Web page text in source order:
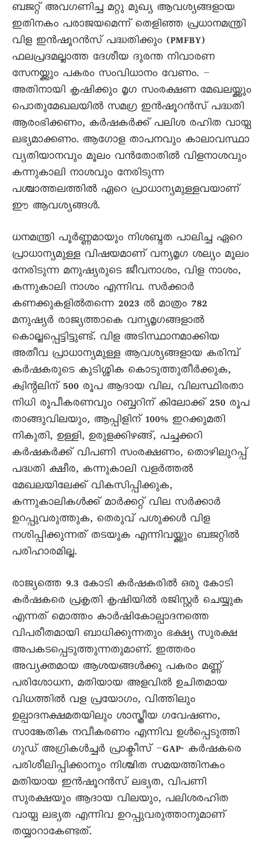
ബജറ്റ് അവഗണിച്ച മറ്റു മുഖ്യ ആവശ്യങ്ങളായ
ഇതിനകം പരാജയമെന്ന് തെളിഞ്ഞ പ്രധാനമന്ത്രി
വിള ഇൻഷൂറൻസ് പദ്ധതിക്കും (PMFBY)
ഫലപ്രദമല്ലാത്ത ദേശീയ ദുരന്ത നിവാരണ
സേനയ്ക്കും പകരം സംവിധാനം വേണം. –
അതിനായി കൃഷിക്കും മൃഗ സംരക്ഷണ മേഖലയ്ക്കും
പൊതുമേഖലയിൽ സമഗ്ര ഇൻഷൂറൻസ് പദ്ധതി
ആരംഭിക്കണം, കർഷകർക്ക് പലിശ രഹിത വായ്പ
ലഭ്യമാക്കണം. ആഗോള താപനവും കാലാവസ്ഥാ
വ്യതിയാനവും മൂലം വൻതോതിൽ വിളനാശവും
കന്നുകാലി നാശവും നേരിടുന്ന
പശ്ചാത്തലത്തിൽ ഏറെ പ്രാധാന്യമുള്ളവയാണ്
ഈ ആവശ്യങ്ങൾ.
ധനമന്ത്രി പൂർണ്ണമായും നിശബ്ദത പാലിച്ച ഏറെ
പ്രാധാന്യമുള്ള വിഷയമാണ് വന്യമൃഗ ശല്യം മൂലം
നേരിടുന്ന മനുഷ്യരുടെ ജീവനാശം, വിള നാശം,
കന്നുകാലി നാശം എന്നിവ. സർക്കാർ
കണക്കുകളിൽതന്നെ 2023 ൽ മാത്രം 782
മനുഷ്യർ രാജ്യത്താകെ വന്യമൃഗങ്ങളാൽ
കൊല്ലപ്പെട്ടിട്ടുണ്ട്. വിള അടിസ്ഥാനമാക്കിയ
അതീവ പ്രാധാന്യമുള്ള ആവശ്യങ്ങളായ കരിമ്പ്
കർഷകരുടെ കുടിശ്ശിക കൊടുത്തുതീർക്കുക,
ക്വിന്റലിന് 500 രൂപ ആദായ വില, വിലസ്ഥിരതാ
നിധി രൂപീകരണവും റബ്ബറിന് കിലോക്ക് 250 രൂപ
താങ്ങുവിലയും, ആപ്പിളിന് 100% ഇറക്കുമതി
നികുതി, ഉള്ളി, ഉരുളക്കിഴങ്ങ്, പച്ചക്കറി
കർഷകർക്ക് വിപണി സംരക്ഷണം, തൊഴിലുറപ്പ്
പദ്ധതി ക്ഷീര, കന്നുകാലി വളർത്തൽ
മേഖലയിലേക്ക് വികസിപ്പിക്കുക,
കന്നുകാലികൾക്ക് മാർക്കറ്റ് വില സർക്കാർ
ഉറപ്പുവരുത്തുക, തെരുവ് പശുക്കൾ വിള
നശിപ്പിക്കുന്നത് തടയുക എന്നിവയ്ക്കും ബജറ്റിൽ
പരിഹാരമില്ല.
രാജ്യത്തെ 9.3 കോടി കർഷകരിൽ ഒരു കോടി
കർഷകരെ പ്രകൃതി കൃഷിയിൽ രജിസ്റ്റർ ചെയ്യുക
എന്നത് മൊത്തം കാർഷികോല്പാദനത്തെ
വിപരീതമായി ബാധിക്കുന്നതും ഭക്ഷ്യ സുരക്ഷ
അപകടപ്പെടുത്തുന്നതുമാണ്. ഇത്തരം
അവ്യക്തമായ ആശയങ്ങൾക്കു പകരം മണ്ണ്
പരിശോധന, മതിയായ അളവിൽ ഉചിതമായ
വിധത്തിൽ വള പ്രയോഗം, വിത്തിലും
ഉല്പാദനക്ഷമതയിലും ശാസ്ത്രീയ ഗവേഷണം,
സാങ്കേതിക നവീകരണം എന്നിവ ഉൾപ്പെടുത്തി
ഗുഡ് അഗ്രികൾച്ചർ പ്രാക്ടീസ് –GAP- കർഷകരെ
പരിശീലിപ്പിക്കാനും നിശ്ചിത സമയത്തിനകം
മതിയായ ഇൻഷൂറൻസ് ലഭ്യത, വിപണി
സുരക്ഷയും ആദായ വിലയും, പലിശരഹിത
വായ്പ ലഭ്യത എന്നിവ ഉറപ്പുവരുത്താനുമാണ്
തയ്യാറാകേണ്ടത്.